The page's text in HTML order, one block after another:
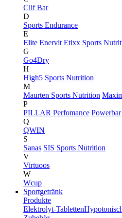
Clif Bar
D
Sports Endurance
E
Elite Enervit Etixx Sports
G
Go4Dry
H
High5 Sports Nutrition
M
Maurten Sports Nutrition
P
PILLAR Perfomance Powerbar
Q
QWIN
S
Sanas SIS Sports Nutrition
V
Virtuoos
W
Wcup
Sportgetränk
Produkte
Elektrolyt-Tabletten